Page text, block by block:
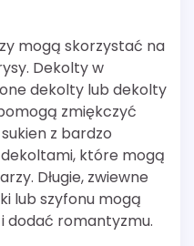
mogą skorzystać na
Dekolty w
dekolty lub dekolty
zmiękczyć
z bardzo
które mogą
Długie, zwiewne
lub szyfonu mogą
dodać romantyzmu.